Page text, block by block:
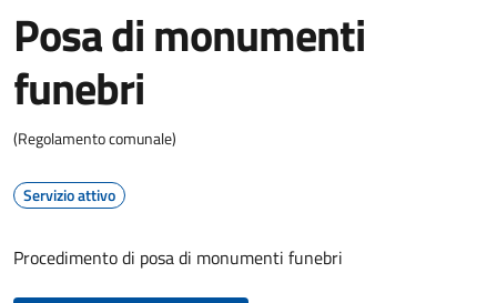
Posa di monumenti
funebri
(Regolamento comunale)
Servizio attivo
Procedimento di posa di monumenti funebri